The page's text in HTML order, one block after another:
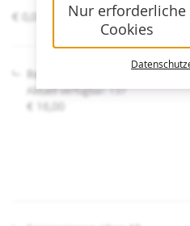
von
€ 0,00 – € 16,00
Regulär
Aktuell verfügbar: 137
€ 16,00
Nur erforderliche
Cookies